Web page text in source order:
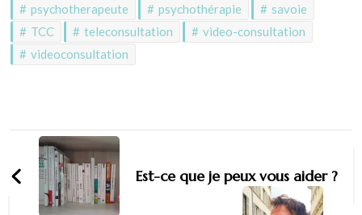
psychotherapeute
psychothérapie
savoie
TCC
teleconsultation
video-consultation
videoconsultation
Est-ce que je peux vous aider ?